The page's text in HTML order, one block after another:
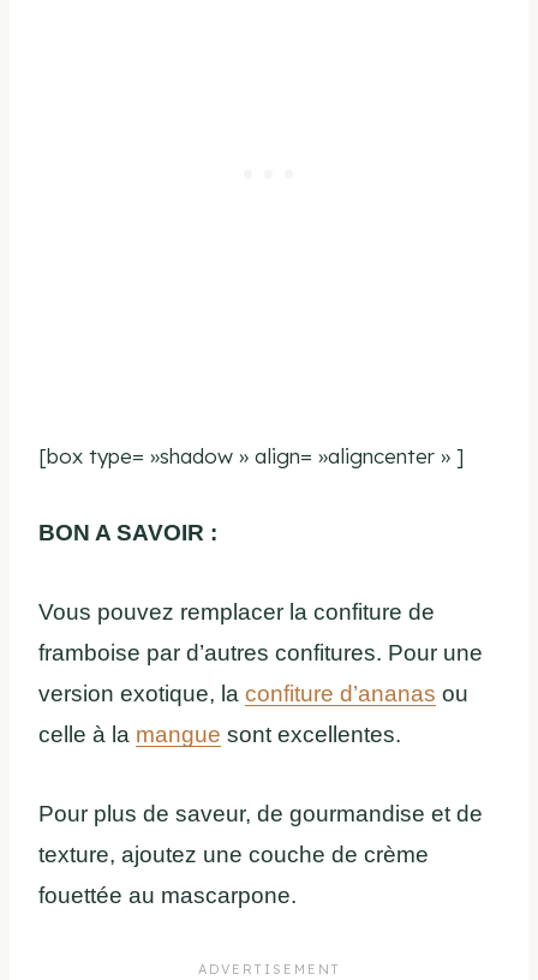
[box type= »shadow » align= »aligncenter » ]
BON A SAVOIR :
Vous pouvez remplacer la confiture de
framboise par d’autres confitures. Pour une
version exotique, la confiture d’ananas ou
celle à la mangue sont excellentes.
Pour plus de saveur, de gourmandise et de
texture, ajoutez une couche de crème
fouettée au mascarpone.